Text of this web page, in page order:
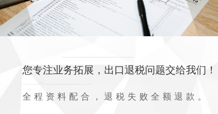
您专注业务拓展，出口退税问题交给我们！
全程资料配合，退税失败全额退款。